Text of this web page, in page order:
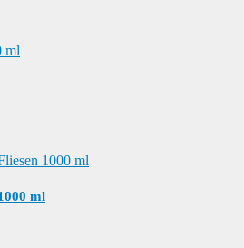
ml